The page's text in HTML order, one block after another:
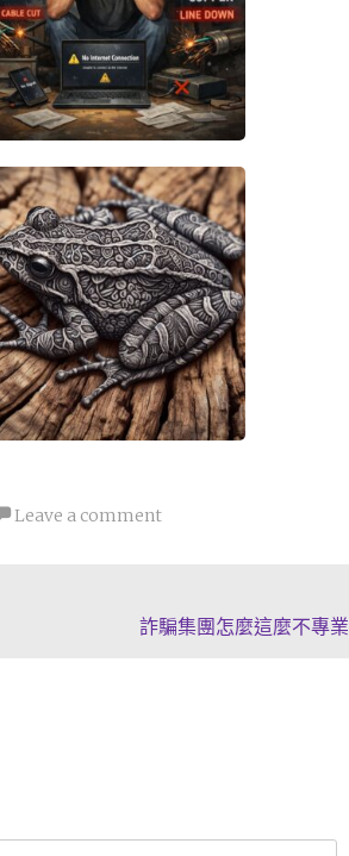
Leave a comment
詐騙集團怎麼這麼不專業